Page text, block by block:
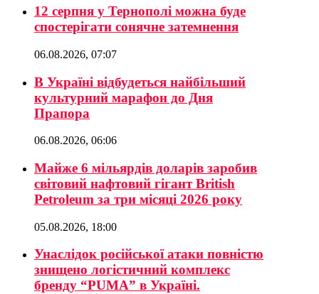
12 серпня у Тернополі можна буде
спостерігати сонячне затемнення
06.08.2026, 07:07
В Україні відбудеться найбільший
культурний марафон до Дня
Прапора
06.08.2026, 06:06
Майже 6 мільярдів доларів заробив
світовий нафтовий гігант British
Petroleum за три місяці 2026 року
05.08.2026, 18:00
Унаслідок російської атаки повністю
знищено логістичний комплекс
бренду “PUMA” в Україні.